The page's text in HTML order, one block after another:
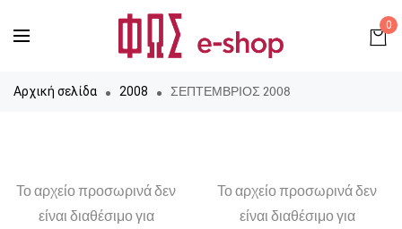
0
Αρχική σελίδα 2008 ΣΕΠΤΕΜΒΡΙΟΣ 2008
Το αρχείο προσωρινά δεν
είναι διαθέσιμο για
Το αρχείο προσωρινά δεν
είναι διαθέσιμο για